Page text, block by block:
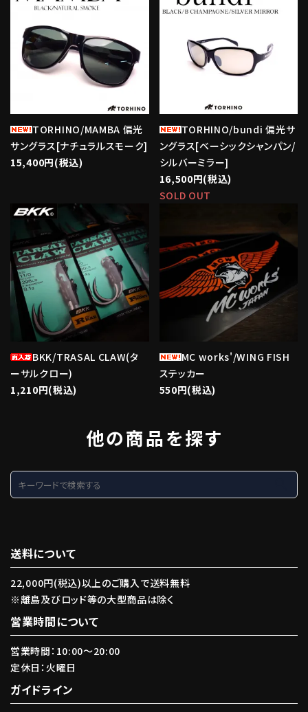
TORHINO/MAMBA 偏光
サングラス[ナチュラルスモーク]
15,400円(税込)
TORHINO/bundi 偏光サ
ングラス[ベーシックシャンパン/
シルバーミラー]
16,500円(税込)
SOLD OUT
BKK/TRASAL CLAW(タ
ーサルクロー)
1,210円(税込)
favorite
MC works'/WING FISH
ステッカー
550円(税込)
他の商品を探す
送料について
22,000円(税込)以上のご購入で送料無料
※離島及びロッド等の大型商品は除く
営業時間について
営業時間：10:00〜20:00
定休日：火曜日
ガイドライン